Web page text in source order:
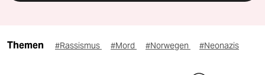
Themen #Rassismus #Mord #Norwegen #Neonazis